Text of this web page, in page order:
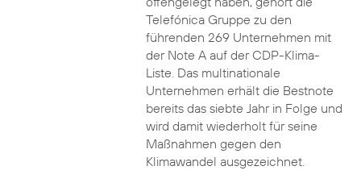
Telefónica Gruppe zu den
führenden 269 Unternehmen mit
der Note A auf der CDP-Klima-
Liste. Das multinationale
Unternehmen erhält die Bestnote
bereits das siebte Jahr in Folge und
wird damit wiederholt für seine
Maßnahmen gegen den
Klimawandel ausgezeichnet.